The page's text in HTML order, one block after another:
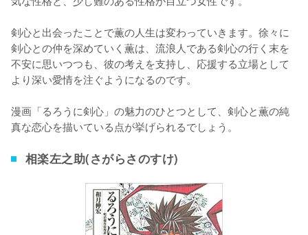
剣心と出会ったことで薫の人生は変わっていきます。徐々に
剣心との仲を深めていく薫は、流浪人である剣心の行く末を
不安に思いつつも、彼の考えを支持し、応援する立場として
より深い愛情を注ぐようになるのです。
漫画「るろうに剣心」の魅力のひとつとして、剣心と薫の純
真な恋心を描いている点が挙げられるでしょう。
相楽左之助(さがらさのすけ)